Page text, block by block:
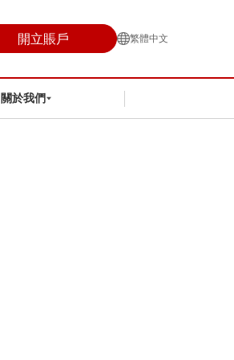
開立賬戶 繁體中文
關於我們